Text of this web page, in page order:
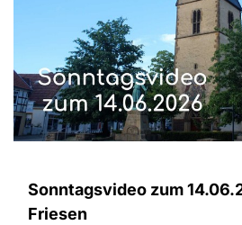
Sonntagsvideo zum
Friesen